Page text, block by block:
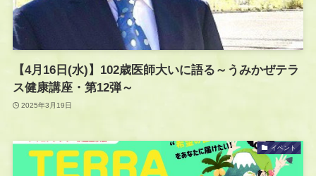
【4月16日(水)】102歳医師大いに語る～うみかぜテラ
ス健康講座・第12弾～
2025年3月19日
イベント